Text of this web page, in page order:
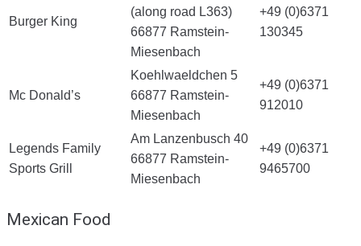
Burger King
(along road L363)
66877 Ramstein-
Miesenbach
+49 (0)6371
130345
Mc Donald’s
Koehlwaeldchen 5
66877 Ramstein-
Miesenbach
+49 (0)6371
912010
Legends Family
Sports Grill
Am Lanzenbusch 40
66877 Ramstein-
Miesenbach
+49 (0)6371
9465700
Mexican Food